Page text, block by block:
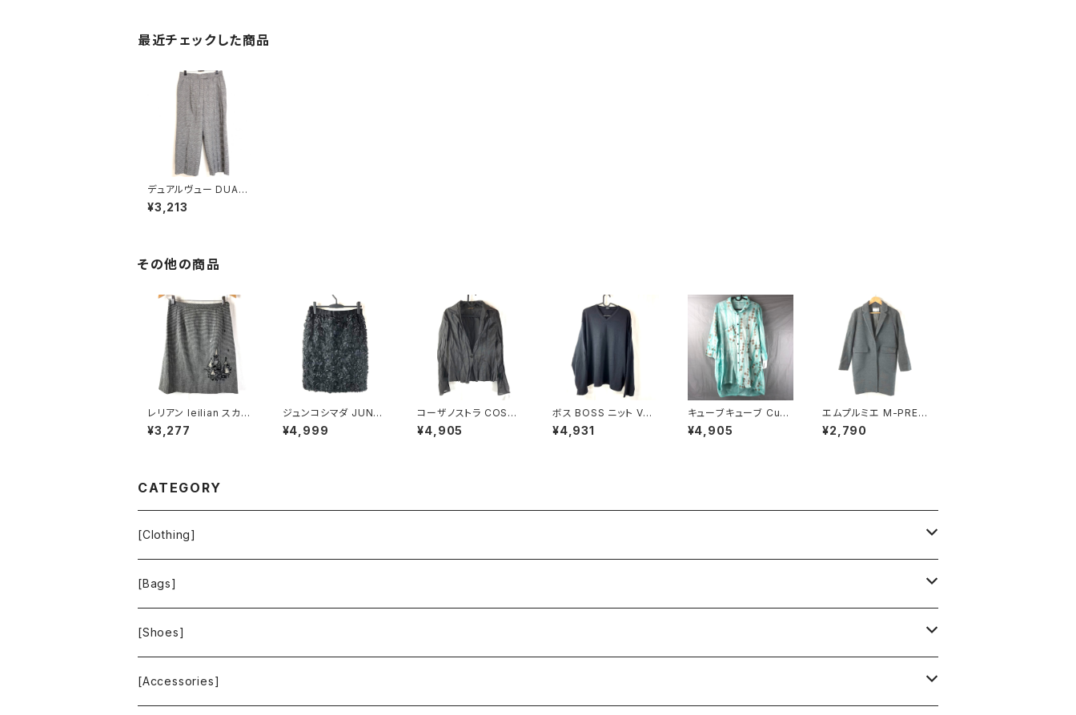
最近チェックした商品
デュアルヴュー DUAL
VIEW パンツ 千鳥格子
グレー40サイズ 8699
¥3,213
その他の商品
レリアン leilian スカー
ト 千鳥柄 刺繍 ビーズ
裏地付き スリット 黒系
¥3,277
ジュンコシマダ JUNK
O SHIMADA スカート
リボン シースルー タグ
¥4,999
コーザノストラ COSA-
NOSTRA カットソー 長
袖 シースルー 絹 スリッ
¥4,905
ボス BOSS ニット Vネ
ック 長袖 無地 黒 900
701
¥4,931
キューブキューブ Cub
e-Cube シャツ チュニ
ック 七分袖 綿100％
¥4,905
エムプルミエ M-PREM
IER コート 日本製 無地
スナップボタン ポケット
¥2,790
CATEGORY
[Clothing]
Krochet Kids International
[Bags]
BAGGU
FOOD TEXTILE
[Shoes]
TOMS
[Accessories]